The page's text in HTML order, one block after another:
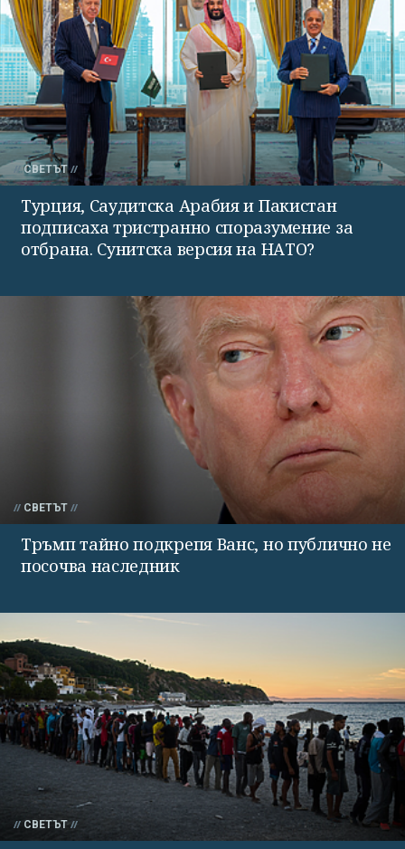
СВЕТЪТ
Турция, Саудитска Арабия и Пакистан
подписаха тристранно споразумение за
отбрана. Сунитска версия на НАТО?
СВЕТЪТ
Тръмп тайно подкрепя Ванс, но публично не
посочва наследник
СВЕТЪТ